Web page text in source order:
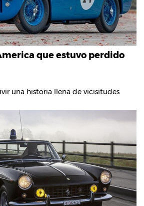
que estuvo perdido
una historia llena de vicisitudes